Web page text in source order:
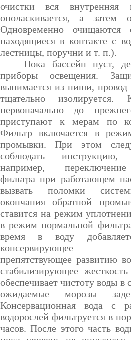
очистки вся внутренняя
ополаскивается, а затем
Одновременно очищаются
находящиеся в контакте с
лестницы, поручни и т. п.).
Пока бассейн пуст,
приборы освещения.
вынимается из ниши, провод
тщательно изолируется.
первоначально до
приступают к мерам по
Фильтр включается в
промывки. При этом
соблюдать инструкцию,
например,
фильтра при работающем
вызвать поломки
окончания обратной
ставится на режим
в режим нормальной
время в воду
консервирующее
препятствующее развитию
стабилизирующее
обеспечивает чистоту воды в
ожидаемые морозы
Консервационная вода с
водорослей фильтруется в
часов. После этого часть